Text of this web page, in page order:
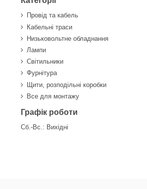
Провід та кабель
Кабельні траси
Низьковольтне обладнання
Лампи
Світильники
Фурнітура
Щити, розподільні коробки
Все для монтажу
Графік роботи
Сб.-Вс.: Вихідні